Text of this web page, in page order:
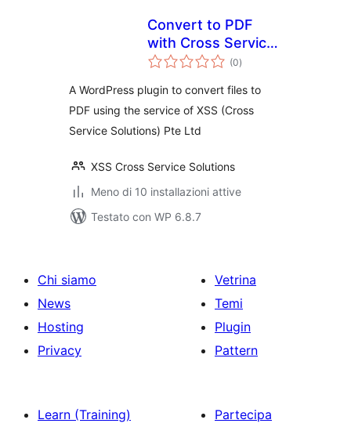
Convert to PDF
with Cross Service
Solutions
(0valutazioni
totali
)
A WordPress plugin to convert files to
PDF using the service of XSS (Cross
Service Solutions) Pte Ltd
XSS Cross Service Solutions
Meno di 10 installazioni attive
Testato con WP 6.8.7
Chi siamo
News
Hosting
Privacy
Vetrina
Temi
Plugin
Pattern
Learn (Training)
Partecipa